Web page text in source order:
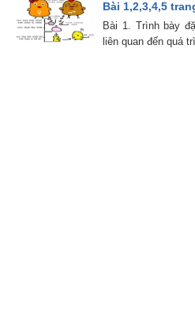
Bài 1,2,3,4,5
Bài 1. Trình bày
liên quan đến quá